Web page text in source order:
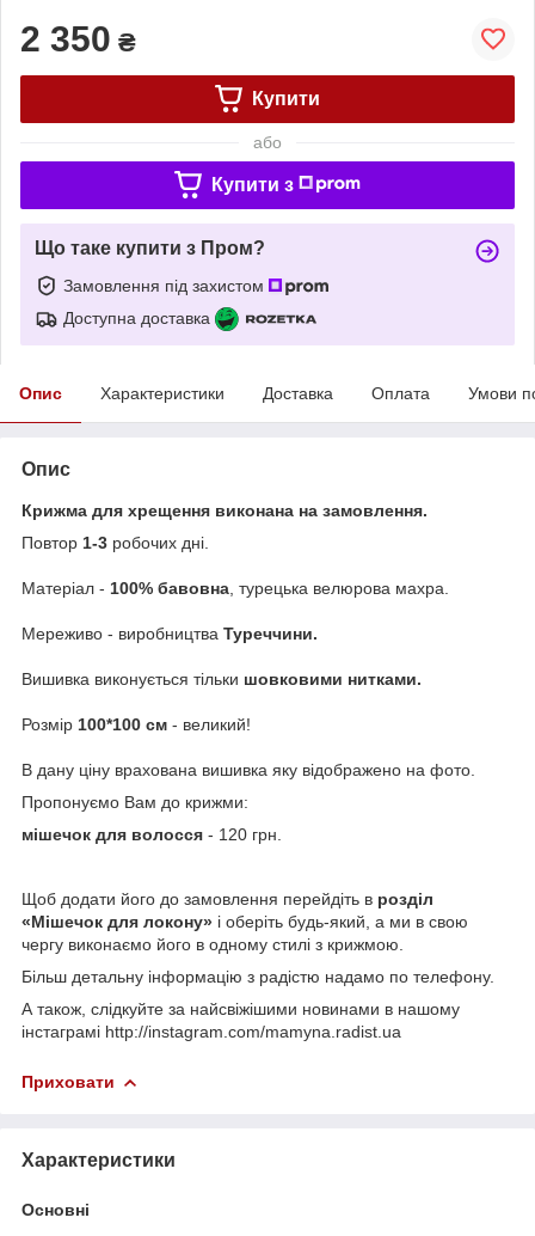
2 350 ₴
Купити
або
Купити з
Що таке купити з Пром?
Замовлення під захистом
Доступна доставка
Опис Характеристики Доставка Оплата Умови
Опис
Крижма для хрещення виконана на замовлення.
Повтор 1-3 робочих дні.
Матеріал - 100% бавовна , турецька велюрова махра.
Мереживо - виробництва Туреччини.
Вишивка виконується тільки шовковими нитками.
Розмір 100*100 см - великий!
В дану ціну врахована вишивка яку відображено на фото.
Пропонуємо Вам до крижми:
мішечок для волосся - 120 грн.
Щоб додати його до замовлення перейдіть в розділ
«Мішечок для локону» і оберіть будь-який, а ми в свою
чергу виконаємо його в одному стилі з крижмою.
Більш детальну інформацію з радістю надамо по телефону.
А також, слідкуйте за найсвіжішими новинами в нашому
інстаграмі http://instagram.com/mamyna.radist.ua
Приховати
Характеристики
Основні